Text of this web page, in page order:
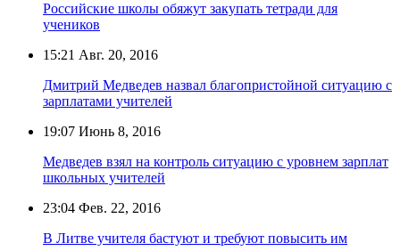
Российские школы обяжут закупать тетради для
учеников
15:21 Авг. 20, 2016
Дмитрий Медведев назвал благопристойной ситуацию с
зарплатами учителей
19:07 Июнь 8, 2016
Медведев взял на контроль ситуацию с уровнем зарплат
школьных учителей
23:04 Фев. 22, 2016
В Литве учителя бастуют и требуют повысить им